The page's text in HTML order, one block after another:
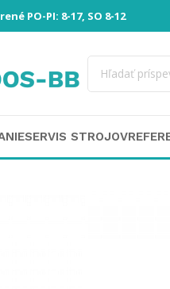
PO-PI: 8-17, SO 8-12
SERVIS STROJOV